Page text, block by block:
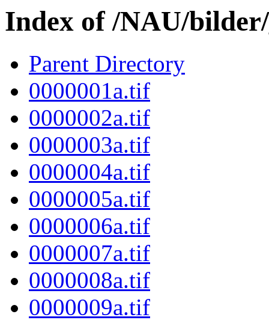
Index of /NAU/bilder/
Parent Directory
0000001a.tif
0000002a.tif
0000003a.tif
0000004a.tif
0000005a.tif
0000006a.tif
0000007a.tif
0000008a.tif
0000009a.tif